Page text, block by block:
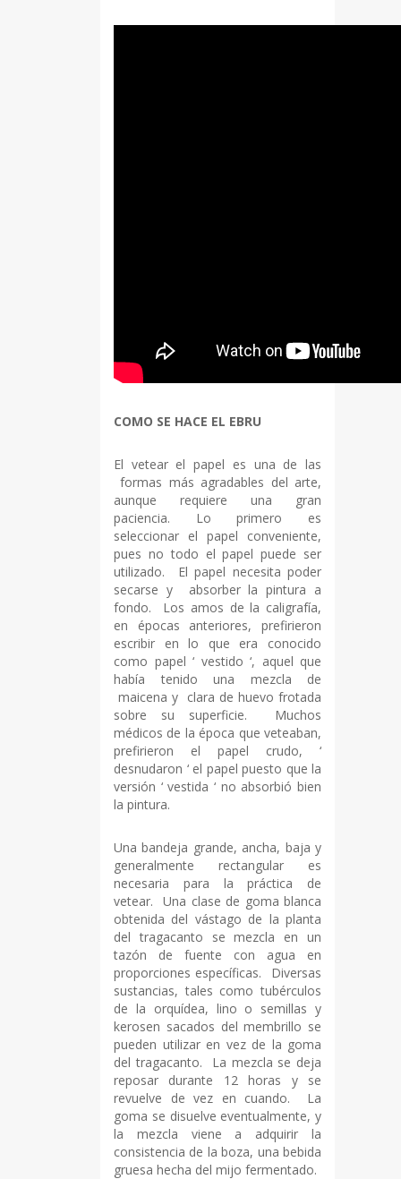
COMO SE HACE EL EBRU
El vetear el papel es una de las
formas más agradables del arte,
aunque requiere una gran
paciencia. Lo primero es
seleccionar el papel conveniente,
pues no todo el papel puede ser
utilizado. El papel necesita poder
secarse y absorber la pintura a
fondo. Los amos de la caligrafía,
en épocas anteriores, prefirieron
escribir en lo que era conocido
como papel ‘ vestido ‘, aquel que
había tenido una mezcla de
maicena y clara de huevo frotada
sobre su superficie. Muchos
médicos de la época que veteaban,
prefirieron el papel crudo, ‘
desnudaron ‘ el papel puesto que la
versión ‘ vestida ‘ no absorbió bien
la pintura.
Una bandeja grande, ancha, baja y
generalmente rectangular es
necesaria para la práctica de
vetear. Una clase de goma blanca
obtenida del vástago de la planta
del tragacanto se mezcla en un
tazón de fuente con agua en
proporciones específicas. Diversas
sustancias, tales como tubérculos
de la orquídea, lino o semillas y
kerosen sacados del membrillo se
pueden utilizar en vez de la goma
del tragacanto. La mezcla se deja
reposar durante 12 horas y se
revuelve de vez en cuando. La
goma se disuelve eventualmente, y
la mezcla viene a adquirir la
consistencia de la boza, una bebida
gruesa hecha del mijo fermentado.